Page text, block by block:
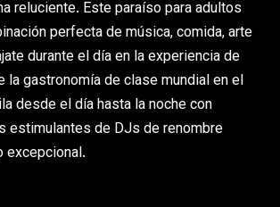
reluciente. Este paraíso para adultos
perfecta de música, comida, arte
durante el día en la experiencia de
la gastronomía de clase mundial en el
desde el día hasta la noche con
estimulantes de DJs de renombre
excepcional.